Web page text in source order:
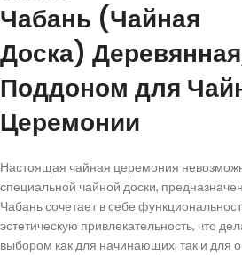
Чабань (Чайная
Доска)
Поддоном для
Церемонии
Настоящая чайная церемония
специальной чайной доски,
Чабань сочетает в себе
эстетическую привлекательность, что
выбором как для начинающих, так и для